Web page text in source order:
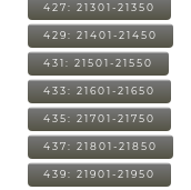
427: 21301-21350
429: 21401-21450
431: 21501-21550
433: 21601-21650
435: 21701-21750
437: 21801-21850
439: 21901-21950